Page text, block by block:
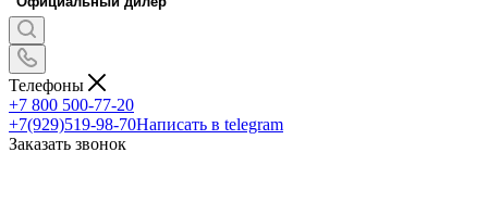
Телефоны
+7 800 500-77-20
+7(929)519-98-70Написать в telegram
Заказать звонок